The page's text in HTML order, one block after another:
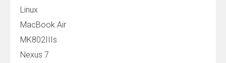
Linux
MacBook Air
MK802IIIs
Nexus 7